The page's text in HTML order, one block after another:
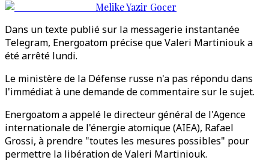
Melike Yazir Gocer
Dans un texte publié sur la messagerie instantanée
Telegram, Energoatom précise que Valeri Martiniouk a
été arrêté lundi.
Le ministère de la Défense russe n'a pas répondu dans
l'immédiat à une demande de commentaire sur le sujet.
Energoatom a appelé le directeur général de l'Agence
internationale de l'énergie atomique (AIEA), Rafael
Grossi, à prendre "toutes les mesures possibles" pour
permettre la libération de Valeri Martiniouk.